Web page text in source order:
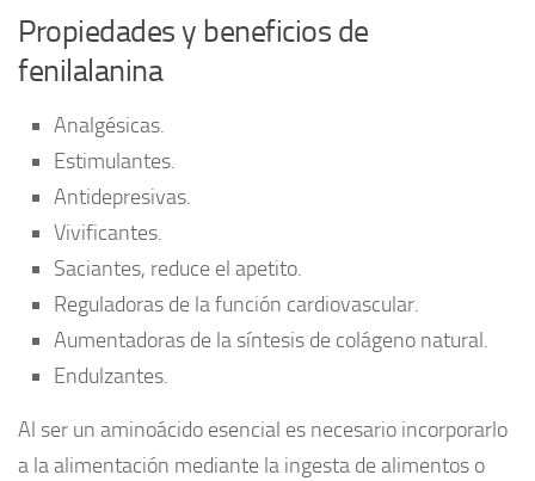
Propiedades y beneficios de
fenilalanina
Analgésicas.
Estimulantes.
Antidepresivas.
Vivificantes.
Saciantes, reduce el apetito.
Reguladoras de la función cardiovascular.
Aumentadoras de la síntesis de colágeno natural.
Endulzantes.
Al ser un aminoácido esencial es necesario incorporarlo
a la alimentación mediante la ingesta de alimentos o